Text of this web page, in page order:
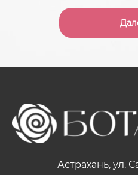
Астрахань, ул.